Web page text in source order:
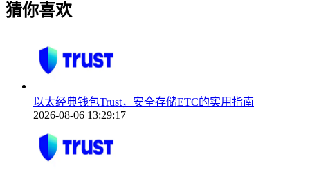
猜你喜欢
以太经典钱包Trust，安全存储ETC的实用指南
2026-08-06 13:29:17